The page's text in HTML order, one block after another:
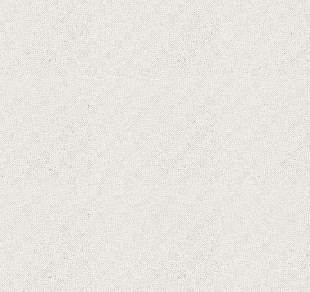
Microsoft lucrează la dezvoltarea unui procesor
proprietar pentru dispozitivele Surface
Hoții de telefoane dezvăluie cum fură și banii
victimelor, folosind doar cartela SIM
Samsung Galaxy S21 Ultra: cel mai bun telefon
Android de pe piață
Orange a inclus telefoane premium
recondiționate în portofoliul său; Cum sunt
prețurile față de alte platforme similare?